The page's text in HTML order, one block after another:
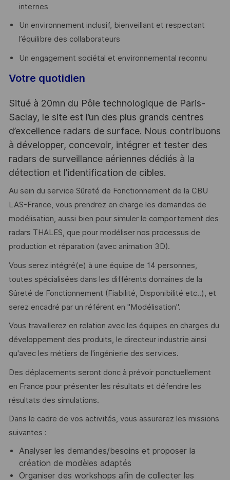
internes
Un environnement inclusif, bienveillant et respectant
l’équilibre des collaborateurs
Un engagement sociétal et environnemental reconnu
Votre quotidien
Situé à 20mn du Pôle technologique de Paris-
Saclay, le site est l’un des plus grands centres
d’excellence radars de surface. Nous contribuons
à développer, concevoir, intégrer et tester des
radars de surveillance aériennes dédiés à la
détection et l’identification de cibles.
Au sein du service Sûreté de Fonctionnement de la CBU
LAS-France, vous prendrez en charge les demandes de
modélisation, aussi bien pour simuler le comportement des
radars THALES, que pour modéliser nos processus de
production et réparation (avec animation 3D).
Vous serez intégré(e) à une équipe de 14 personnes,
toutes spécialisées dans les différents domaines de la
Sûreté de Fonctionnement (Fiabilité, Disponibilité etc..), et
serez encadré par un référent en "Modélisation".
Vous travaillerez en relation avec les équipes en charges du
développement des produits, le directeur industrie ainsi
qu'avec les métiers de l'ingénierie des services.
Des déplacements seront donc à prévoir ponctuellement
en France pour présenter les résultats et défendre les
résultats des simulations.
Dans le cadre de vos activités, vous assurerez les missions
suivantes :
Analyser les demandes/besoins et proposer la
création de modèles adaptés
Organiser des workshops afin de collecter les